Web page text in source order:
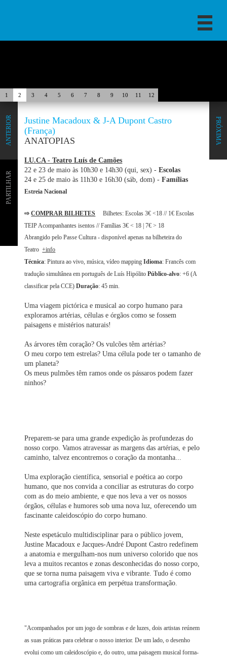
1 2 3 4 5 6 7 8 9 10 11 12
PRÓXIMA
ANTERIOR
PARTILHAR
Justine Macadoux & J-A Dupont Castro
(França)
ANATOPIAS
LU.CA - Teatro Luís de Camões
22 e 23 de maio às 10h30 e 14h30 (qui, sex) -Escolas
24 e 25 de maio às 11h30 e 16h30 (sáb, dom) -Famílias
Estreia Nacional
⇨COMPRAR BILHETES
Bilhetes: Escolas 3€ <18 // 1€ Escolas
TEIP Acompanhantes isentos // Famílias 3€ < 18 | 7€ > 18
Abrangido pelo Passe Cultura - disponível apenas na bilheteira do
Teatro+info
Técnica: Pintura ao vivo, música, vídeo mappingIdioma: Francês com
tradução simultânea em português de Luís HipólitoPúblico-alvo: +6 (A
classificar pela CCE)Duração: 45 min.
Uma viagem pictórica e musical ao corpo humano para
exploramos artérias, células e órgãos como se fossem
paisagens e mistérios naturais!
As árvores têm coração? Os vulcões têm artérias?
O meu corpo tem estrelas? Uma célula pode ter o tamanho de
um planeta?
Os meus pulmões têm ramos onde os pássaros podem fazer
ninhos?
Preparem-se para uma grande expedição às profundezas do
nosso corpo. Vamos atravessar as margens das artérias, e pelo
caminho, talvez encontremos o coração da montanha...
Uma exploração científica, sensorial e poética ao corpo
humano, que nos convida a conciliar as estruturas do corpo
com as do meio ambiente, e que nos leva a ver os nossos
órgãos, células e humores sob uma nova luz, oferecendo um
fascinante caleidoscópio do corpo humano.
Neste espetáculo multidisciplinar para o público jovem,
Justine Macadoux e Jacques-André Dupont Castro redefinem
a anatomia e mergulham-nos num universo colorido que nos
leva a muitos recantos e zonas desconhecidas do nosso corpo,
que se torna numa paisagem viva e vibrante. Tudo é como
uma cartografia orgânica em perpétua transformação.
"Acompanhados por um jogo de sombras e de luzes, dois artistas reúnem
as suas práticas para celebrar o nosso interior. De um lado, o desenho
evolui como um caleidoscópio e, do outro, uma paisagem musical forma-